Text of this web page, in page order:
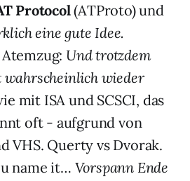
Protocol(ATProto) und
eine gute Idee.
Und trotzdem
wieder
mit ISA und SCSCI, das
oft - aufgrund von
VHS. Querty vs Dvorak.
name it… Vorspann Ende